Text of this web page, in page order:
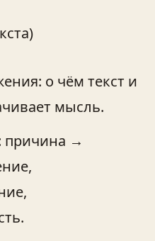
о чём текст и
мысль.
причина →